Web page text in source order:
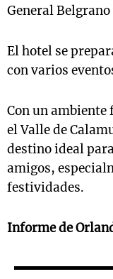
General
El hotel se
con varios
Con un
el Valle de
destino ideal
amigos,
festividades.
Informe de